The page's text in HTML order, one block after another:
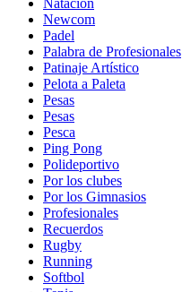
Newcom
Padel
Palabra de Profesionales
Patinaje Artístico
Pelota a Paleta
Pesas
Pesas
Pesca
Ping Pong
Polideportivo
Por los clubes
Por los Gimnasios
Profesionales
Recuerdos
Rugby
Running
Softbol